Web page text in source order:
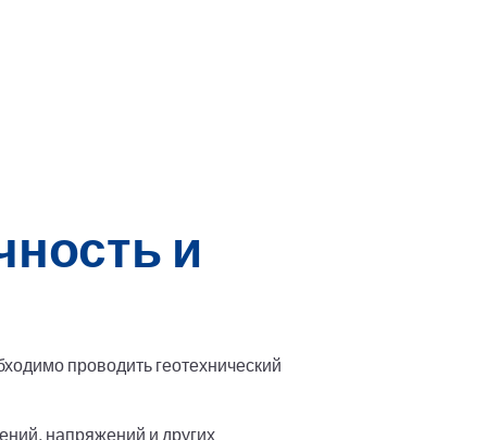
и
проводить геотехнический
напряжений и других